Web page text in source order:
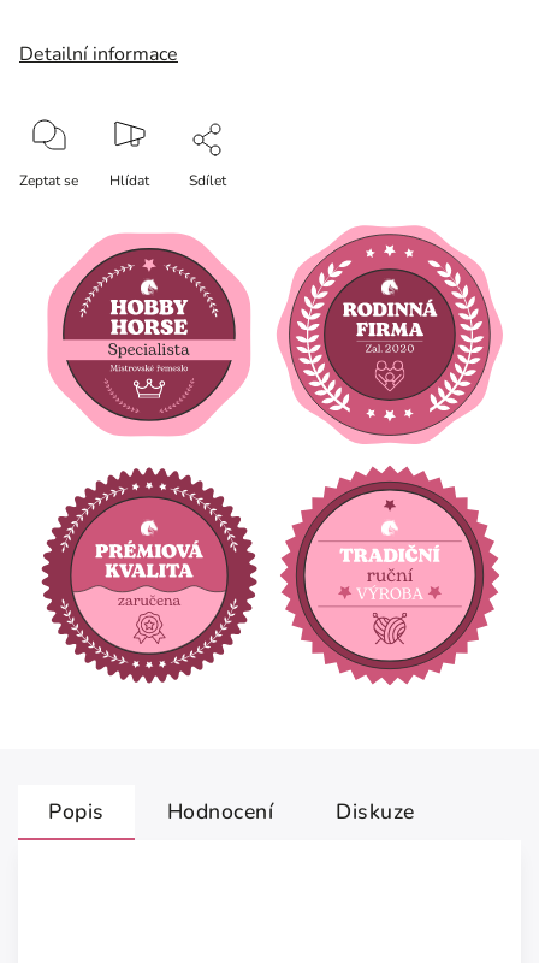
Detailní informace
Zeptat se Hlídat Sdílet
Popis Hodnocení Diskuze